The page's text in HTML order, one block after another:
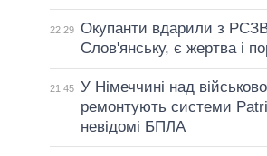
22:29 Окупанти вдарили з
Слов'янську, є жертва і
21:45 У Німеччині над
ремонтують системи
невідомі БПЛА